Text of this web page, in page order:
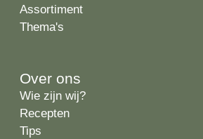
Assortiment
Thema's
Over ons
Wie zijn wij?
Recepten
Tips